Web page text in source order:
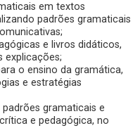
em textos
padrões gramaticais
e livros didáticos,
explicações;
o ensino da gramática,
e estratégias
gramaticais e
e pedagógica, no